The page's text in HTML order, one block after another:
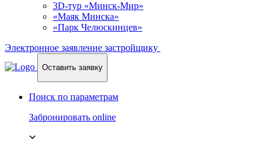
3D-тур «Минск-Мир»
«Маяк Минска»
«Парк Челюскинцев»
Электронное заявление застройщику
Оставить заявку
Поиск по параметрам
Забронировать online